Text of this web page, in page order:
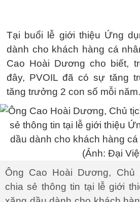
Tại buổi lễ giới thiệu Ứng
dành cho khách hàng cá
Cao Hoài Dương cho biết,
đây, PVOIL đã có sự tăng
tăng trưởng 2 con số mỗi năm.
Ông Cao Hoài Dương, Chủ
chia sẻ thông tin tại lễ giới